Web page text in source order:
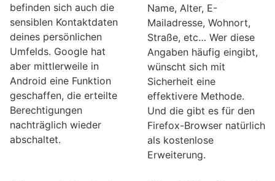
befinden sich auch die
sensiblen Kontaktdaten
deines persönlichen
Umfelds. Google hat
aber mittlerweile in
Android eine Funktion
geschaffen, die erteilte
Berechtigungen
nachträglich wieder
abschaltet.
Name, Alter, E-
Mailadresse, Wohnort,
Straße, etc… Wer diese
Angaben häufig eingibt,
wünscht sich mit
Sicherheit eine
effektivere Methode.
Und die gibt es für den
Firefox-Browser natürlich
als kostenlose
Erweiterung.